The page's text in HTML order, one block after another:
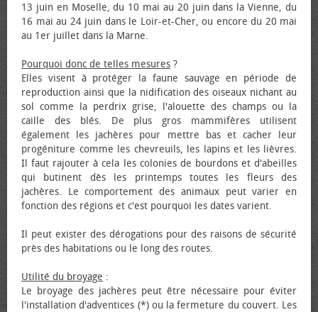
13 juin en Moselle, du 10 mai au 20 juin dans la Vienne, du
16 mai au 24 juin dans le Loir-et-Cher, ou encore du 20 mai
au 1er juillet dans la Marne.
Pourquoi donc de telles mesures ?
Elles visent à protéger la faune sauvage en période de
reproduction ainsi que la nidification des oiseaux nichant au
sol comme la perdrix grise, l'alouette des champs ou la
caille des blés. De plus gros mammifères utilisent
également les jachères pour mettre bas et cacher leur
progéniture comme les chevreuils, les lapins et les lièvres.
Il faut rajouter à cela les colonies de bourdons et d'abeilles
qui butinent dès les printemps toutes les fleurs des
jachères. Le comportement des animaux peut varier en
fonction des régions et c'est pourquoi les dates varient.
Il peut exister des dérogations pour des raisons de sécurité
près des habitations ou le long des routes.
Utilité du broyage :
Le broyage des jachères peut être nécessaire pour éviter
l'installation d'adventices (*) ou la fermeture du couvert. Les